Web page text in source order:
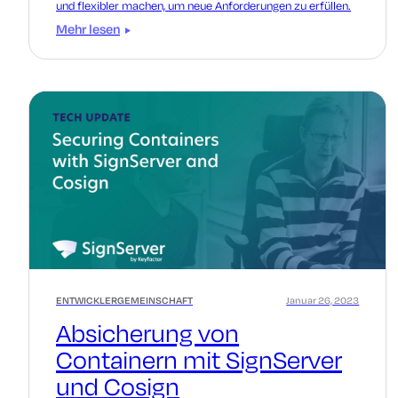
und flexibler machen, um neue Anforderungen zu erfüllen.
Mehr lesen
ENTWICKLERGEMEINSCHAFT
Absicherung von
Containern mit SignServer
und Cosign
Januar 26, 2023